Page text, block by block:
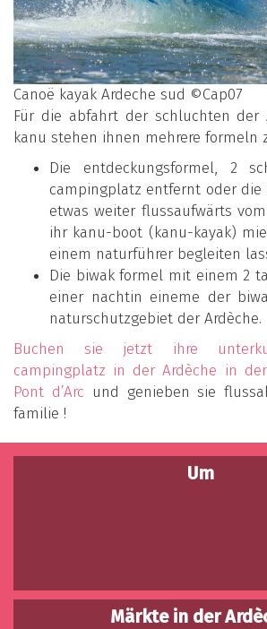
Canoë kayak Ardeche sud ©Cap07
Für die abfahrt der schluchten der
kanu stehen ihnen mehrere formeln
Die entdeckungsformel, 2
campingplatz entfernt oder
etwas weiter flussaufwärts
ihr kanu-boot (kanu-kayak)
einem naturführer begleiten
Die biwak formel mit einem 2
einer nachtin eineme der
naturschutzgebiet der Ardèche.
Buchen sie jetzt ihre
campingplatz in der Ardèche in
Pont d’Arc und genieben sie
familie !
Um
Märkte in der